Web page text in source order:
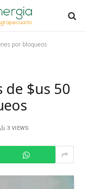
por bloqueos
de $us 50
3 VIEWS